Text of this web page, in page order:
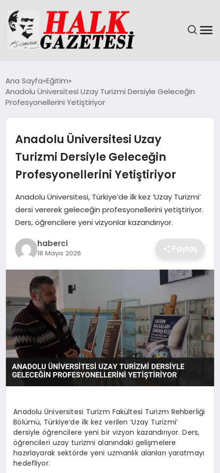
DÜNYA
MAGAZIN
SAĞLIK
SIYASET
SPOR
TEKNOLOJI
YAŞAM
Ana Sayfa Eğitim
Anadolu Üniversitesi Uzay Turizmi Dersiyle Geleceğin
Profesyonellerini Yetiştiriyor
Anadolu Üniversitesi Uzay
Turizmi Dersiyle Geleceğin
Profesyonellerini Yetiştiriyor
Anadolu Üniversitesi, Türkiye’de ilk kez ‘Uzay Turizmi’
dersi vererek geleceğin profesyonellerini yetiştiriyor.
Ders, öğrencilere yeni vizyonlar kazandırıyor.
haberci
18 Mayıs 2026 Paylaş
Anadolu Üniversitesi Turizm Fakültesi Turizm Rehberliği
Bölümü, Türkiye’de ilk kez verilen ‘Uzay Turizmi’
dersiyle öğrencilere yeni bir vizyon kazandırıyor. Ders,
öğrencileri uzay turizmi alanındaki gelişmelere
hazırlayarak sektörde yeni uzmanlık alanları yaratmayı
hedefliyor.